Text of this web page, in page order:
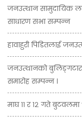
जनउत्थान सामुदायिक
साधारण सभा सम्पन्न
हावाहुरी पिडितलाई
जनउत्थानको
समारोह सम्पन्न ।
माघ ११ र १२ गते बुटवलमा